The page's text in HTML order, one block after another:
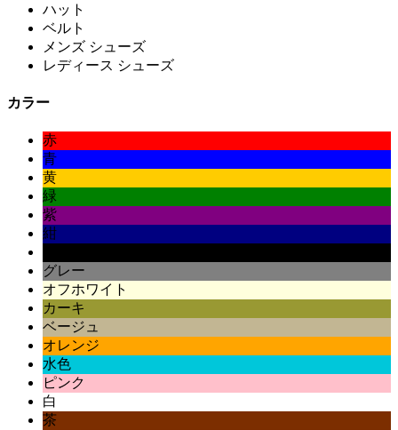
ハット
ベルト
メンズ シューズ
レディース シューズ
カラー
赤
青
黄
緑
紫
紺
グレー
オフホワイト
カーキ
ベージュ
オレンジ
水色
ピンク
白
茶